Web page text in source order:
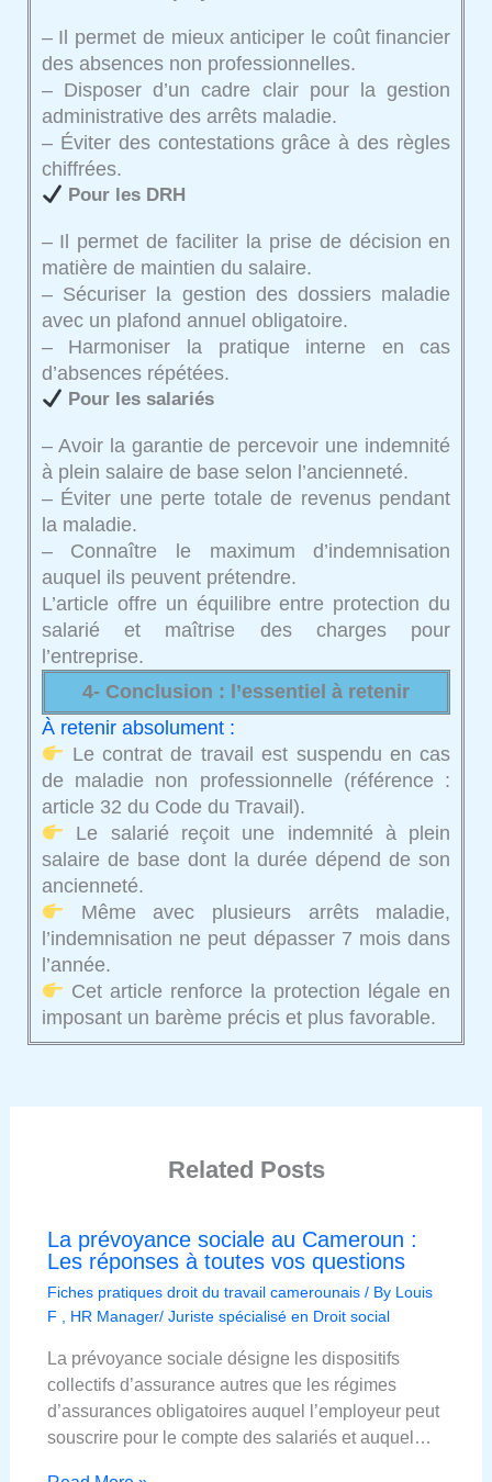
– Il permet de mieux anticiper le coût financier
des absences non professionnelles.
– Disposer d’un cadre clair pour la gestion
administrative des arrêts maladie.
– Éviter des contestations grâce à des règles
chiffrées.
Pour les DRH
– Il permet de faciliter la prise de décision en
matière de maintien du salaire.
– Sécuriser la gestion des dossiers maladie
avec un plafond annuel obligatoire.
– Harmoniser la pratique interne en cas
d’absences répétées.
Pour les salariés
– Avoir la garantie de percevoir une indemnité
à plein salaire de base selon l’ancienneté.
– Éviter une perte totale de revenus pendant
la maladie.
– Connaître le maximum d’indemnisation
auquel ils peuvent prétendre.
L’article offre un équilibre entre protection du
salarié et maîtrise des charges pour
l’entreprise.
4- Conclusion : l’essentiel à retenir
À retenir absolument :
Le contrat de travail est suspendu en cas
de maladie non professionnelle (référence :
article 32 du Code du Travail).
Le salarié reçoit une indemnité à plein
salaire de base dont la durée dépend de son
ancienneté.
Même avec plusieurs arrêts maladie,
l’indemnisation ne peut dépasser 7 mois dans
l’année.
Cet article renforce la protection légale en
imposant un barème précis et plus favorable.
Related Posts
La prévoyance sociale au Cameroun :
Les réponses à toutes vos questions
Fiches pratiques droit du travail camerounais/ By Louis
F , HR Manager/ Juriste spécialisé en Droit social
La prévoyance sociale désigne les dispositifs
collectifs d’assurance autres que les régimes
d’assurances obligatoires auquel l’employeur peut
souscrire pour le compte des salariés et auquel…